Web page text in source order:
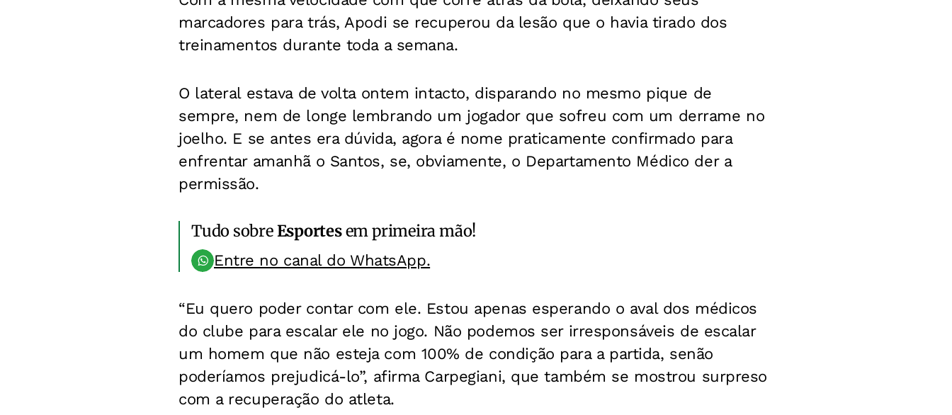
marcadores para trás, Apodi se recuperou da lesão que o havia tirado dos
treinamentos durante toda a semana.
O lateral estava de volta ontem intacto, disparando no mesmo pique de
sempre, nem de longe lembrando um jogador que sofreu com um derrame no
joelho. E se antes era dúvida, agora é nome praticamente confirmado para
enfrentar amanhã o Santos, se, obviamente, o Departamento Médico der a
permissão.
Tudo sobreEsportesem primeira mão!
Entre no canal do WhatsApp.
“Eu quero poder contar com ele. Estou apenas esperando o aval dos médicos
do clube para escalar ele no jogo. Não podemos ser irresponsáveis de escalar
um homem que não esteja com 100% de condição para a partida, senão
poderíamos prejudicá-lo”, afirma Carpegiani, que também se mostrou surpreso
com a recuperação do atleta.